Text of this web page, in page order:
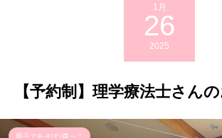
1月
26
2025
【予約制】理学療法士さん
親子であそぼ♪森っこ